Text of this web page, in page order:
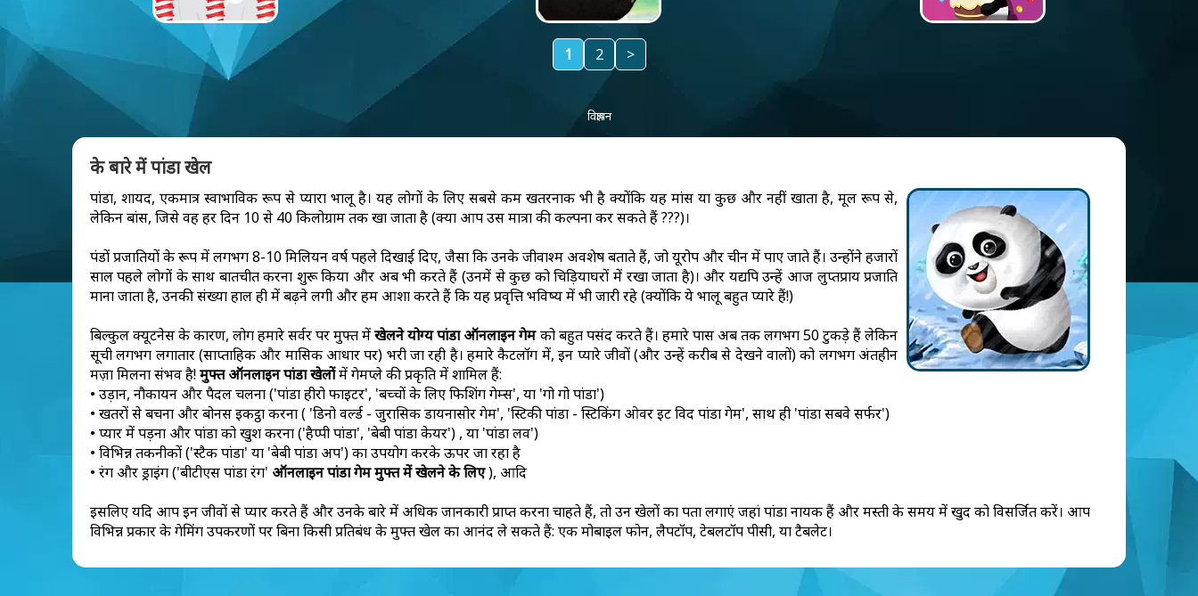
1 2 >
विज्ञापन
के बारे में पांडा खेल
पांडा, शायद, एकमात्र स्वाभाविक रूप से प्यारा भालू है। यह लोगों के लिए सबसे कम खतरनाक भी है क्योंकि यह मांस या कुछ और नहीं खाता है, मूल रूप से,
लेकिन बांस, जिसे वह हर दिन 10 से 40 किलोग्राम तक खा जाता है (क्या आप उस मात्रा की कल्पना कर सकते हैं ???)।
पंडों प्रजातियों के रूप में लगभग 8-10 मिलियन वर्ष पहले दिखाई दिए, जैसा कि उनके जीवाश्म अवशेष बताते हैं, जो यूरोप और चीन में पाए जाते हैं। उन्होंने हजारों
साल पहले लोगों के साथ बातचीत करना शुरू किया और अब भी करते हैं (उनमें से कुछ को चिड़ियाघरों में रखा जाता है)। और यद्यपि उन्हें आज लुप्तप्राय प्रजाति
माना जाता है, उनकी संख्या हाल ही में बढ़ने लगी और हम आशा करते हैं कि यह प्रवृत्ति भविष्य में भी जारी रहे (क्योंकि ये भालू बहुत प्यारे हैं!)
बिल्कुल क्यूटनेस के कारण, लोग हमारे सर्वर पर मुफ्त मेंखेलने योग्य पांडा ऑनलाइन गेमको बहुत पसंद करते हैं। हमारे पास अब तक लगभग 50 टुकड़े हैं लेकिन
सूची लगभग लगातार (साप्ताहिक और मासिक आधार पर) भरी जा रही है। हमारे कैटलॉग में, इन प्यारे जीवों (और उन्हें करीब से देखने वालों) को लगभग अंतहीन
मज़ा मिलना संभव है!मुफ्त ऑनलाइन पांडा खेलोंमें गेमप्ले की प्रकृति में शामिल हैं:
• उड़ान, नौकायन और पैदल चलना ('पांडा हीरो फाइटर', 'बच्चों के लिए फिशिंग गेम्स', या 'गो गो पांडा')
• खतरों से बचना और बोनस इकट्ठा करना ( 'डिनो वर्ल्ड - जुरासिक डायनासोर गेम', 'स्टिकी पांडा - स्टिकिंग ओवर इट विद पांडा गेम', साथ ही 'पांडा सबवे सर्फर')
• प्यार में पड़ना और पांडा को खुश करना ('हैप्पी पांडा', 'बेबी पांडा केयर') , या 'पांडा लव')
• विभिन्न तकनीकों ('स्टैक पांडा' या 'बेबी पांडा अप') का उपयोग करके ऊपर जा रहा है
• रंग और ड्राइंग ('बीटीएस पांडा रंग' ऑनलाइन पांडा गेम मुफ्त में खेलने के लिए), आदि
इसलिए यदि आप इन जीवों से प्यार करते हैं और उनके बारे में अधिक जानकारी प्राप्त करना चाहते हैं, तो उन खेलों का पता लगाएं जहां पांडा नायक हैं और मस्ती के समय में खुद को विसर्जित करें। आप
विभिन्न प्रकार के गेमिंग उपकरणों पर बिना किसी प्रतिबंध के मुफ्त खेल का आनंद ले सकते हैं: एक मोबाइल फोन, लैपटॉप, टेबलटॉप पीसी, या टैबलेट।